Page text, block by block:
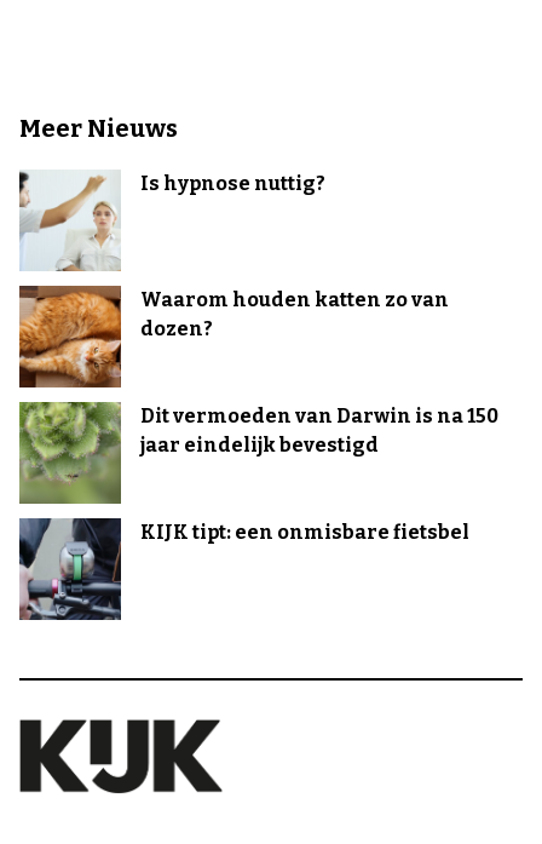
Meer Nieuws
Is hypnose nuttig?
Waarom houden katten zo van
dozen?
Dit vermoeden van Darwin is na 150
jaar eindelijk bevestigd
KIJK tipt: een onmisbare fietsbel